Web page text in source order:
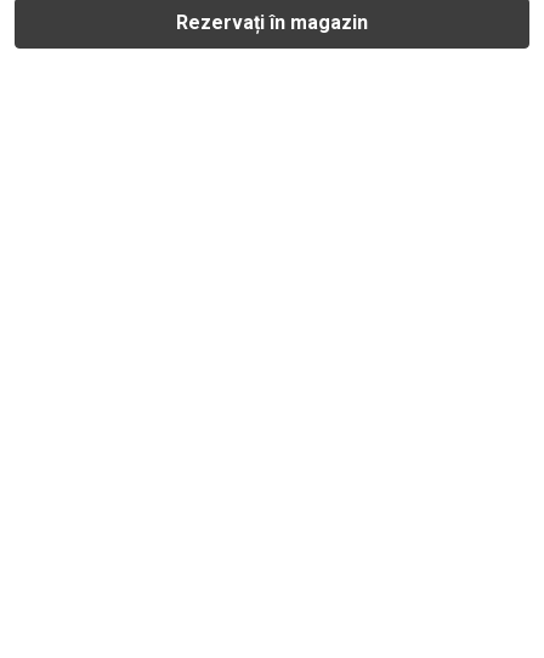
Rezervați în magazin